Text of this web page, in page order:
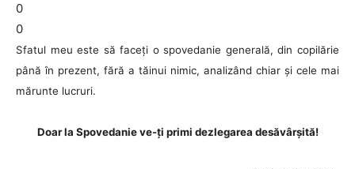
0
0
Sfatul meu este să faceți o spovedanie generală, din copilărie
până în prezent, fără a tăinui nimic, analizând chiar și cele mai
mărunte lucruri.
Doar la Spovedanie ve-ți primi dezlegarea desăvârșită!